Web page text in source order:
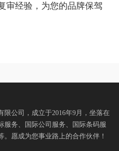
国际贸易事业打开新的大
审经验，为您的品牌保驾
护，为您的跨境贸易腾飞
国际贸易事业打开新的大
审经验，为您的品牌保驾
限公司，成立于2016年9月，坐落在
服务、国际公司服务、国际条码服
。愿成为您事业路上的合作伙伴！